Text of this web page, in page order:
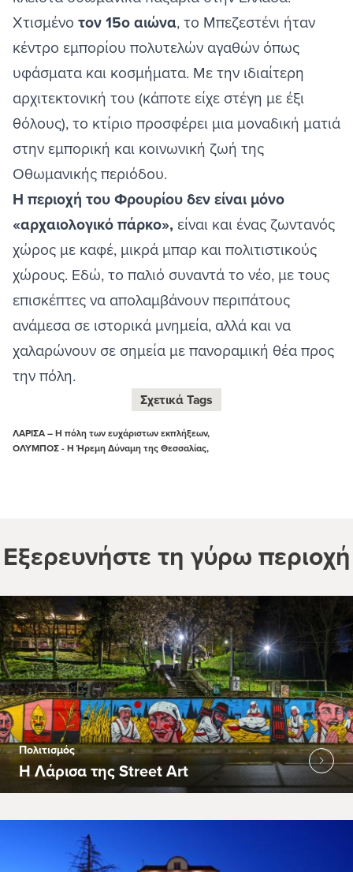
Χτισμένο τον 15ο αιώνα, το Μπεζεστένι ήταν
κέντρο εμπορίου πολυτελών αγαθών όπως
υφάσματα και κοσμήματα. Με την ιδιαίτερη
αρχιτεκτονική του (κάποτε είχε στέγη με έξι
θόλους), το κτίριο προσφέρει μια μοναδική ματιά
στην εμπορική και κοινωνική ζωή της
Οθωμανικής περιόδου.
Η περιοχή του Φρουρίου δεν είναι μόνο
«αρχαιολογικό πάρκο», είναι και ένας ζωντανός
χώρος με καφέ, μικρά μπαρ και πολιτιστικούς
χώρους. Εδώ, το παλιό συναντά το νέο, με τους
επισκέπτες να απολαμβάνουν περιπάτους
ανάμεσα σε ιστορικά μνημεία, αλλά και να
χαλαρώνουν σε σημεία με πανοραμική θέα προς
την πόλη.
Σχετικά Tags
ΛΑΡΙΣΑ – Η πόλη των ευχάριστων εκπλήξεων,
ΟΛΥΜΠΟΣ - Η Ήρεμη Δύναμη της Θεσσαλίας,
Εξερευνήστε τη γύρω περιοχή
Πολιτισμός
Η Λάρισα της Street Art